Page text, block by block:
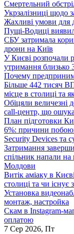
Смертельний
Укрзалізниці щодо
Жахливі умови для
Пущі-Водиці
СБУ затримала
дрони на Київ
У Києві розпочали
утримання близько
Почему
Більше 442 тисяч
місце в столиці та
Обіцяли величезні
call-центр, що
План підготовки
6%: причини
Security Devices та
Затримання
спільник напали
Молдови
Витік аміаку в
столиці та чи існує
Установка
монтаж, настройка
Скам в Instagram-
оплатою
7 Сер 2026, Пт